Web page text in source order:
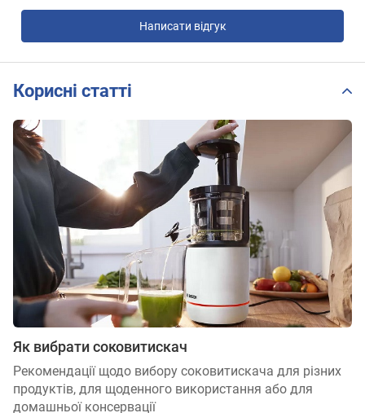
Написати відгук
Корисні статті
Як вибрати соковитискач
Рекомендації щодо вибору соковитискача для різних
продуктів, для щоденного використання або для
домашньої консервації